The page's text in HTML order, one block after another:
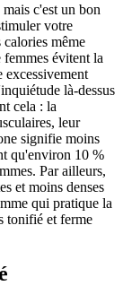
c'est un bon
votre
même
évitent la
excessivement
là-dessus
cela : la
leur
signifie moins
qu'environ 10 %
Par ailleurs,
et moins denses
qui pratique la
tonifié et ferme